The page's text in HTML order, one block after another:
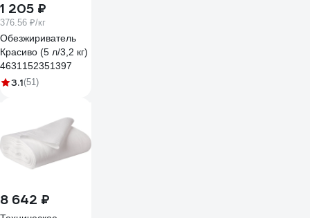
1 205 ₽
376.56 ₽/кг
Обезжириватель
Красиво (5 л/3,2 кг)
4631152351397
3.1(51)
8 642 ₽